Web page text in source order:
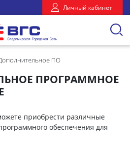
Личный кабинет
ПО
ПРОГРАММНОЕ
приобрести различные
обеспечения для